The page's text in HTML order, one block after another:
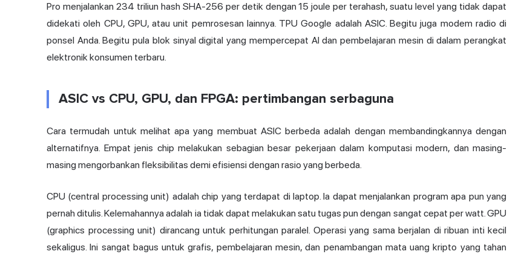
Pro menjalankan 234 triliun hash SHA-256 per detik dengan 15 joule per terahash, suatu level yang tidak dapat
didekati oleh CPU, GPU, atau unit pemrosesan lainnya. TPU Google adalah ASIC. Begitu juga modem radio di
ponsel Anda. Begitu pula blok sinyal digital yang mempercepat AI dan pembelajaran mesin di dalam perangkat
elektronik konsumen terbaru.
ASIC vs CPU, GPU, dan FPGA: pertimbangan serbaguna
Cara termudah untuk melihat apa yang membuat ASIC berbeda adalah dengan membandingkannya dengan
alternatifnya. Empat jenis chip melakukan sebagian besar pekerjaan dalam komputasi modern, dan masing-
masing mengorbankan fleksibilitas demi efisiensi dengan rasio yang berbeda.
CPU (central processing unit) adalah chip yang terdapat di laptop. Ia dapat menjalankan program apa pun yang
pernah ditulis. Kelemahannya adalah ia tidak dapat melakukan satu tugas pun dengan sangat cepat per watt. GPU
(graphics processing unit) dirancang untuk perhitungan paralel. Operasi yang sama berjalan di ribuan inti kecil
sekaligus. Ini sangat bagus untuk grafis, pembelajaran mesin, dan penambangan mata uang kripto yang tahan